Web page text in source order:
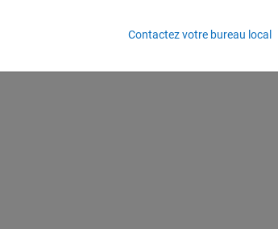
Contactez votre bureau local